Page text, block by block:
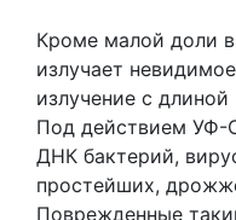
Кроме малой доли
излучает
излучение с
Под действием УФ-
ДНК бактерий,
простейших,
Поврежденные